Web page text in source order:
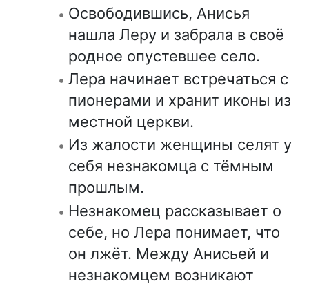
Освободившись, Анисья
нашла Леру и забрала в своё
родное опустевшее село.
Лера начинает встречаться с
пионерами и хранит иконы из
местной церкви.
Из жалости женщины селят у
себя незнакомца с тёмным
прошлым.
Незнакомец рассказывает о
себе, но Лера понимает, что
он лжёт. Между Анисьей и
незнакомцем возникают